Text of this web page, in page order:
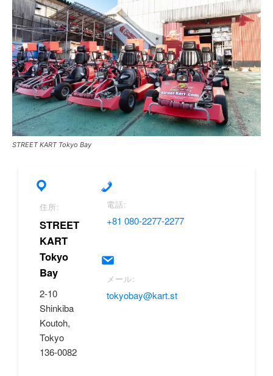
STREET KART Tokyo Bay
住所:
STREET
KART
Tokyo
Bay
2-10
Shinkiba
Koutoh,
Tokyo
136-0082
電話:
+81 080-2277-2277
メール:
tokyobay@kart.st